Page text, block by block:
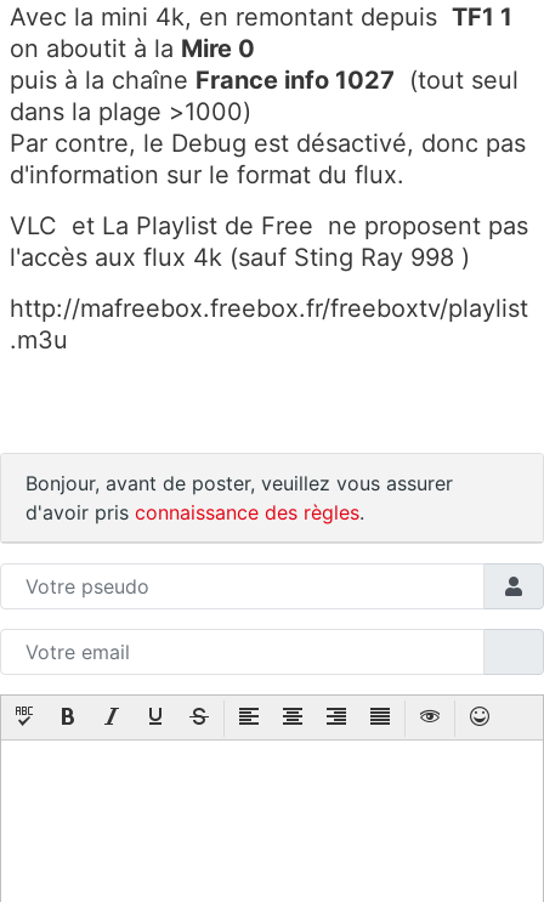
Avec la mini 4k, en remontant depuis TF1 1
on aboutit à la Mire 0
puis à la chaîne France info 1027 (tout seul
dans la plage >1000)
Par contre, le Debug est désactivé, donc pas
d'information sur le format du flux.
VLC et La Playlist de Free ne proposent pas
l'accès aux flux 4k (sauf Sting Ray 998 )
http://mafreebox.freebox.fr/freeboxtv/playlist
.m3u
Bonjour, avant de poster, veuillez vous assurer
d'avoir pris connaissance des règles.